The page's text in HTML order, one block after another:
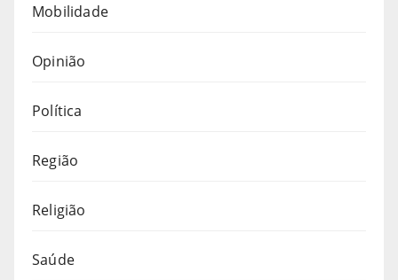
Mobilidade
Opinião
Política
Região
Religião
Saúde